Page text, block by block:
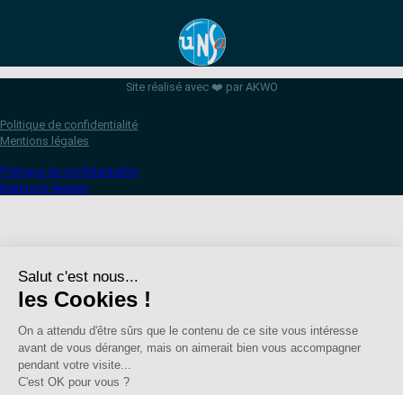
Site réalisé avec ❤️ par AKWO
Politique de confidentialité
Mentions légales
Politique de confidentialité
Mentions légales